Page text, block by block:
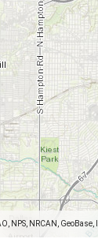
NPS, NRCAN,